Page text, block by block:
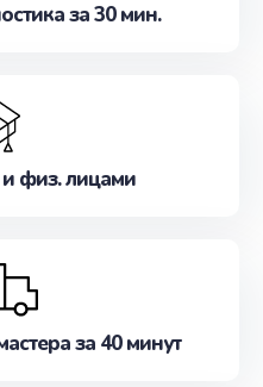
за 30 мин.
физ. лицами
за 40 минут